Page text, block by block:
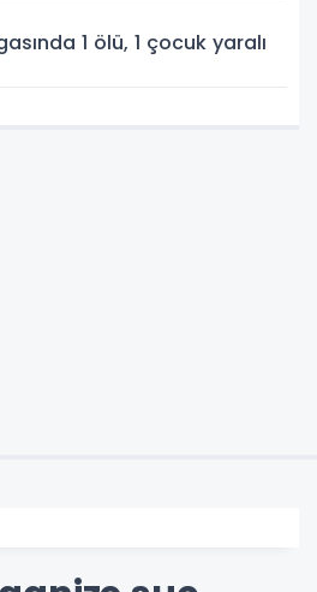
1 ölü, 1 çocuk yaralı